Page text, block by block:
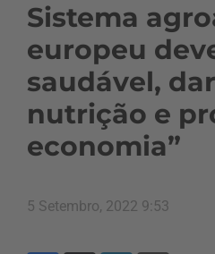
Sistema
europeu
saudável,
nutrição e
economia”
5 Setembro, 2022 9:53